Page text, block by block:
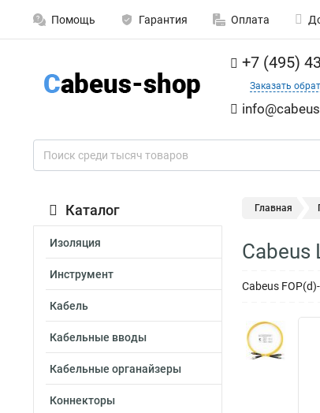
Помощь Гарантия Оплата
+7 (495)
Заказать
Каталог
Изоляция
Инструмент
Кабель
Кабельные вводы
Кабельные органайзеры
Коннекторы
Главная
Cabeus
Cabeus